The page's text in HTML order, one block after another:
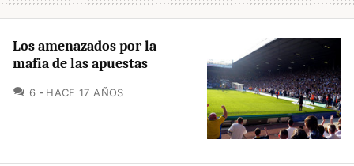
Los amenazados por la
mafia de las apuestas
6 COMENTARIOS
HACE 17 AÑOS